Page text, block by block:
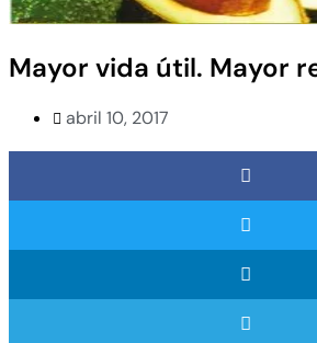
Mayor vida útil. Mayor
abril 10, 2017